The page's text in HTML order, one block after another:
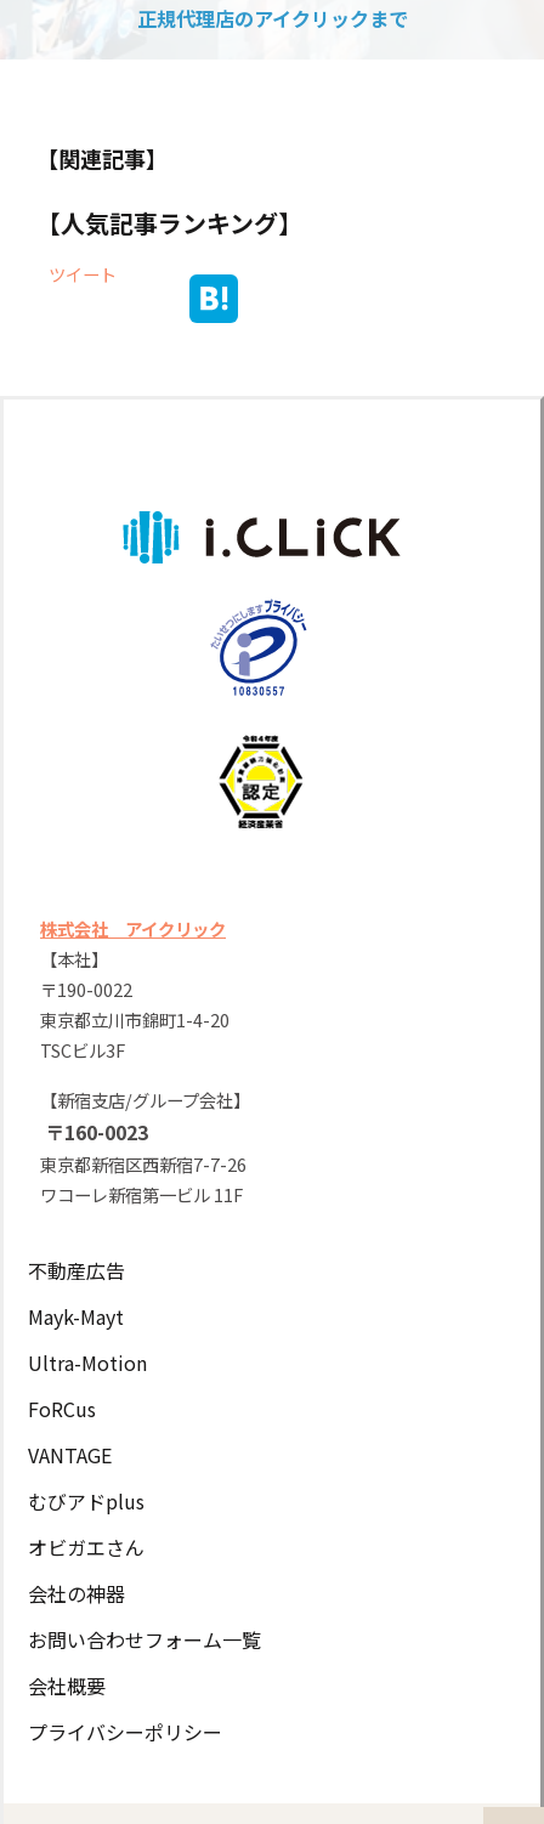
正規代理店のアイクリックまで
【関連記事】
【人気記事ランキング】
ツイート
株式会社 アイクリック
【本社】
〒190-0022
東京都立川市錦町1-4-20
TSCビル3F
【新宿支店/グループ会社】
〒160-0023
東京都新宿区西新宿7-7-26
ワコーレ新宿第一ビル 11F
不動産広告
Mayk-Mayt
Ultra-Motion
FoRCus
VANTAGE
むびアドplus
オビガエさん
会社の神器
お問い合わせフォーム一覧
会社概要
プライバシーポリシー